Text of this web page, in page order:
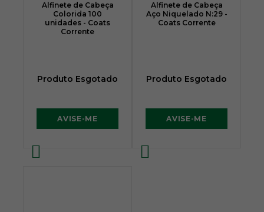
Alfinete de Cabeça
Colorida 100
unidades - Coats
Corrente
Produto Esgotado
AVISE-ME
Alfinete de Cabeça
Aço Niquelado N:29 -
Coats Corrente
Produto Esgotado
AVISE-ME